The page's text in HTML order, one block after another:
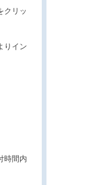
クリッ
りイン
時間内